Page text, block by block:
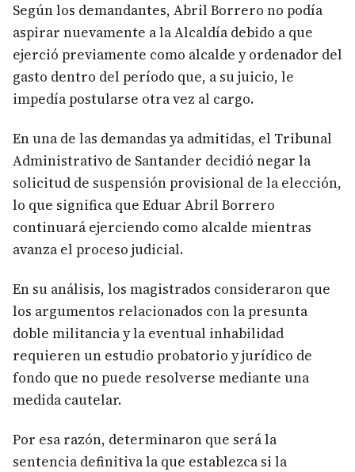
Según los demandantes, Abril Borrero no podía
aspirar nuevamente a la Alcaldía debido a que
ejerció previamente como alcalde y ordenador del
gasto dentro del período que, a su juicio, le
impedía postularse otra vez al cargo.
En una de las demandas ya admitidas, el Tribunal
Administrativo de Santander decidió negar la
solicitud de suspensión provisional de la elección,
lo que significa que Eduar Abril Borrero
continuará ejerciendo como alcalde mientras
avanza el proceso judicial.
En su análisis, los magistrados consideraron que
los argumentos relacionados con la presunta
doble militancia y la eventual inhabilidad
requieren un estudio probatorio y jurídico de
fondo que no puede resolverse mediante una
medida cautelar.
Por esa razón, determinaron que será la
sentencia definitiva la que establezca si la